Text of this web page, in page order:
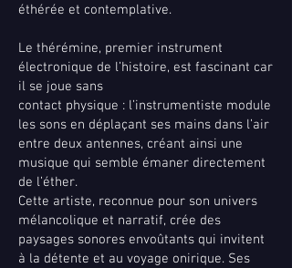
éthérée et contemplative.
Le thérémine, premier instrument
électronique de l’histoire, est fascinant car
il se joue sans
contact physique : l’instrumentiste module
les sons en déplaçant ses mains dans l’air
entre deux antennes, créant ainsi une
musique qui semble émaner directement
de l’éther.
Cette artiste, reconnue pour son univers
mélancolique et narratif, crée des
paysages sonores envoûtants qui invitent
à la détente et au voyage onirique. Ses